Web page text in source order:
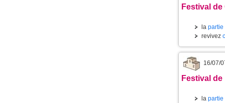
Festival
la partie
revivez
16/07/
Festival
la partie